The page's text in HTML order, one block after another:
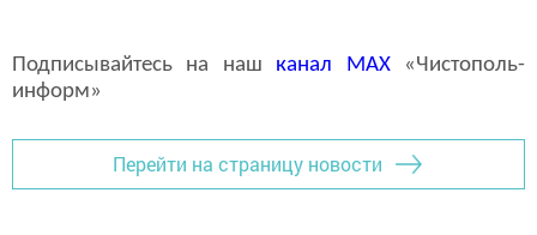
Подписывайтесь на наш канал MAX«Чистополь-
информ»
Перейти на страницу новости